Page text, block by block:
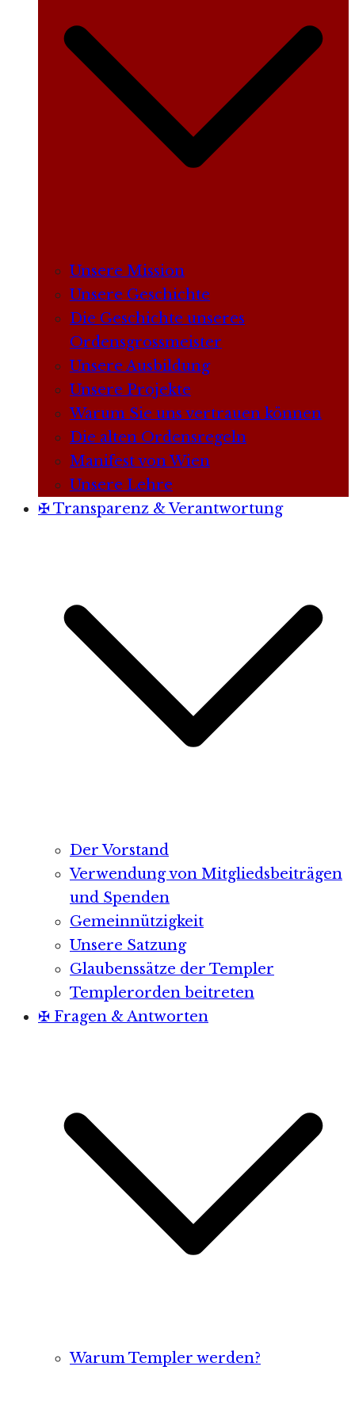
Unsere Mission
Unsere Geschichte
Die Geschichte unseres
Ordensgrossmeister
Unsere Ausbildung
Unsere Projekte
Warum Sie uns vertrauen können
Die alten Ordensregeln
Manifest von Wien
Unsere Lehre
✠ Transparenz & Verantwortung
Der Vorstand
Verwendung von Mitgliedsbeiträgen
und Spenden
Gemeinnützigkeit
Unsere Satzung
Glaubenssätze der Templer
Templerorden beitreten
✠ Fragen & Antworten
Warum Templer werden?